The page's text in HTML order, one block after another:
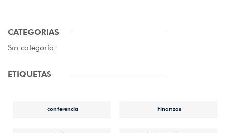
CATEGORIAS
Sin categoría
ETIQUETAS
conferencia Finanzas